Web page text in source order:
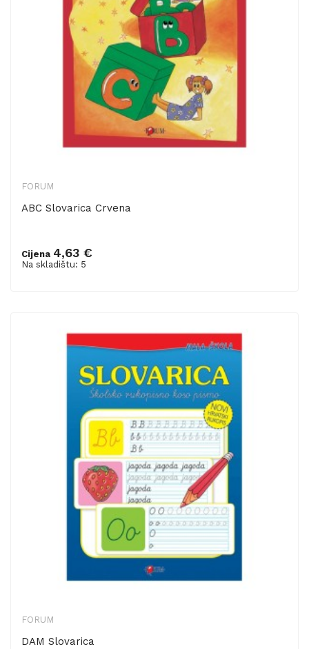
FORUM
ABC Slovarica Crvena
Cijena 4,63 €
Na skladištu: 5
Dodaj u košaricu
FORUM
DAM Slovarica